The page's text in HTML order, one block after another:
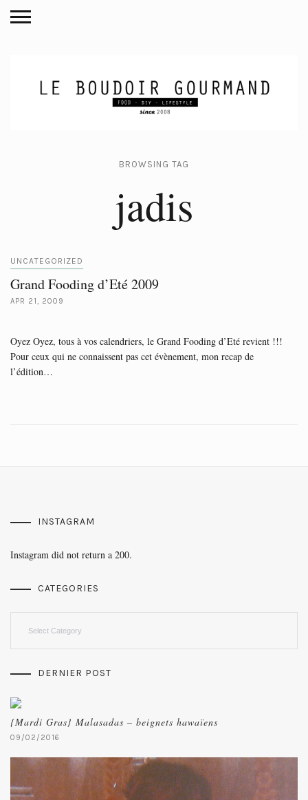
BROWSING TAG
jadis
UNCATEGORIZED
Grand Fooding d’Eté 2009
APR 21, 2009
Oyez Oyez, tous à vos calendriers, le Grand Fooding d’Eté revient !!!
Pour ceux qui ne connaissent pas cet évènement, mon recap de
l’édition…
INSTAGRAM
Instagram did not return a 200.
CATEGORIES
DERNIER POST
{Mardi Gras} Malasadas – beignets hawaïens
09/02/2016